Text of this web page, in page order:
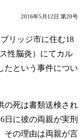
2016年5月12日 第20号
リッジ市に住む18
性脳炎）にてカル
たという事件につい
の死は書類送検され
日に彼の両親が実刑
その理由は両親が言